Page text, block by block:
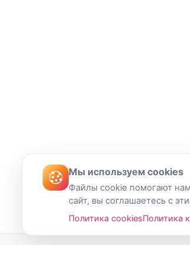
Мы используем cookies
Файлы cookie помогают
сайт, вы соглашаетесь с
Политика cookiesПолитика